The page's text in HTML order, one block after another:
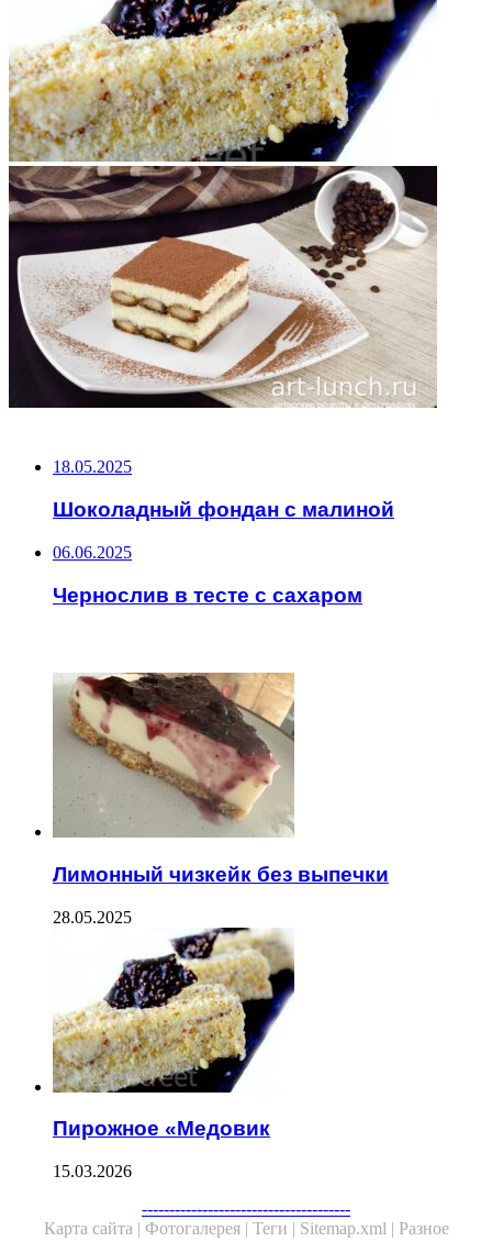
18.05.2025
Шоколадный фондан с малиной
06.06.2025
Чернослив в тесте с сахаром
Лимонный чизкейк без выпечки
28.05.2025
Пирожное «Медовик
15.03.2026
--------------------------------------
Карта сайта | Фотогалерея | Теги | Sitemap.xml | Разное